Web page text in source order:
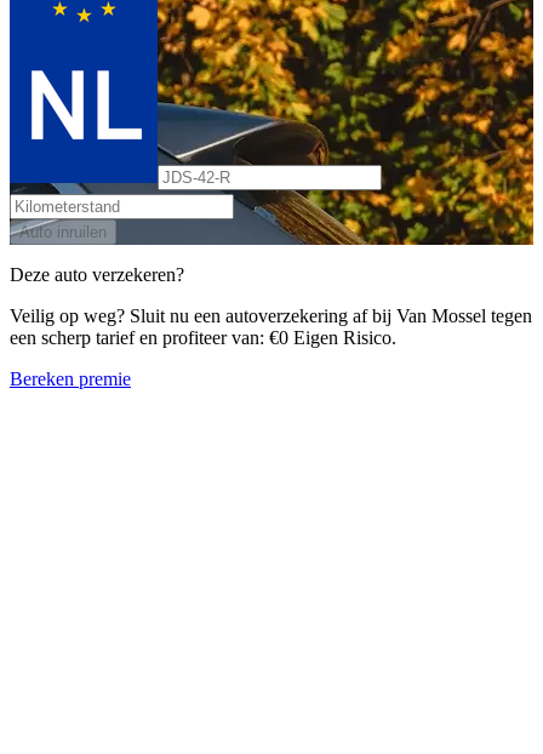
Auto inruilen
Deze auto verzekeren?
Veilig op weg? Sluit nu een autoverzekering af bij Van Mossel tegen
een scherp tarief en profiteer van: €0 Eigen Risico.
Bereken premie